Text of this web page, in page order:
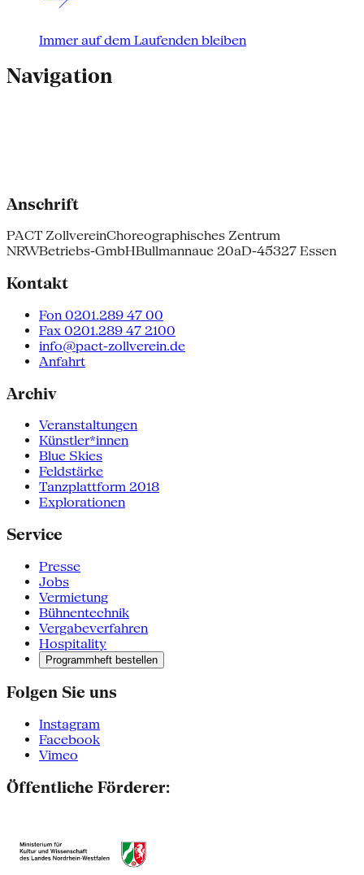
Immer auf dem Laufenden bleiben
Navigation
Anschrift
PACT ZollvereinChoreographisches Zentrum
NRWBetriebs-GmbHBullmannaue 20aD-45327 Essen
Kontakt
Fon 0201.289 47 00
Fax 0201.289 47 2100
info@pact-zollverein.de
Anfahrt
Archiv
Veranstaltungen
Künstler*innen
Blue Skies
Feldstärke
Tanzplattform 2018
Explorationen
Service
Presse
Jobs
Vermietung
Bühnentechnik
Vergabeverfahren
Hospitality
Programmheft bestellen
Folgen Sie uns
Instagram
Facebook
Vimeo
Öffentliche Förderer: